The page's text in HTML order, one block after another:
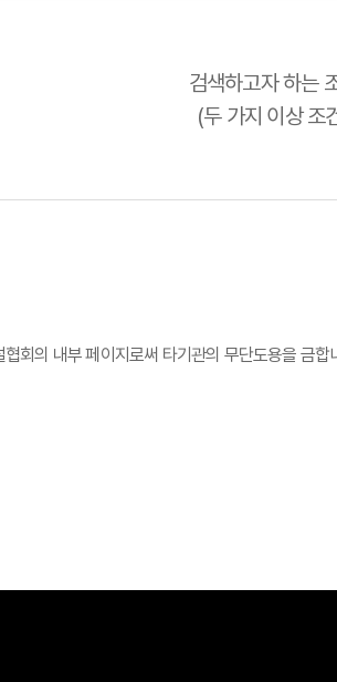
검색하고자 하는
(두 가지 이상 조
회의 내부 페이지로써 타기관의 무단도용을 금합